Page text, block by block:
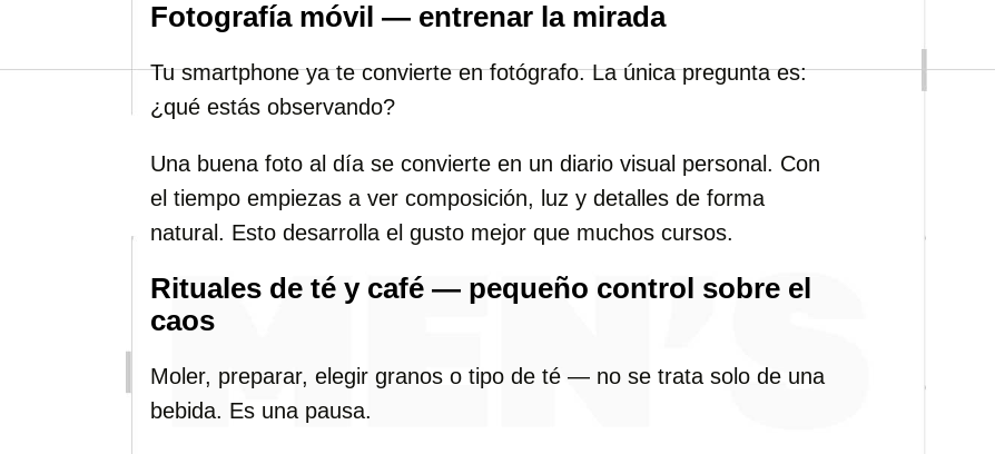
Fotografía móvil — entrenar la mirada
Tu smartphone ya te convierte en fotógrafo. La única pregunta es:
¿qué estás observando?
Una buena foto al día se convierte en un diario visual personal. Con
el tiempo empiezas a ver composición, luz y detalles de forma
natural. Esto desarrolla el gusto mejor que muchos cursos.
Rituales de té y café — pequeño control sobre el
caos
Moler, preparar, elegir granos o tipo de té — no se trata solo de una
bebida. Es una pausa.